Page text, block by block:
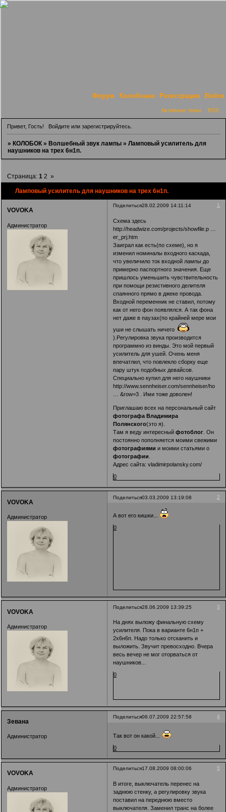
Форум Колобчане Регистрация Войти
Активные темы RSS
Привет, Гость! Войдитеили зарегистрируйтесь.
»КОЛОБОК »Волшебный звук лампы »Ламповый усилитель для
наушников на трех 6н1п.
Ламповый усилитель для наушников на трех 6н1п.
Страница:1 2 »
Поделиться 1
28.02.2009 14:11:14
VOVOKA
Администратор
Схема здесь
http://headwize.com/projects/showfile.p …
er_prj.htm
Заиграл как есть(по схеме), но я
изменил номиналы входного каскада,
что увеличило ток входной лампы до
примерно паспортного значения. Еще
пришлось уменьшить чувствительность
при помощи резистивного делителя
спаянного прямо в джеке провода.
Входной переменник не ставил, потому
как от него фон появлялся. А так фона
нет даже в паузах(по крайней мере мои
уши не слышать ничего
).Регулировка звука производится
программно из винды. Это мой первый
усилитель для ушей. Очень меня
впечатлил, что повлекло сборку еще
пару штук подобных девайсов.
Специально купил для него наушники
http://www.sennheiser.com/sennheiser/ho
… &row=3 . Ими тоже доволен!
Приглашаю всех на персональный сайт
фотографа Владимира
Полянского(это я).
Там я веду интересныйфотоблог . Он
постоянно пополняется моими свежими
фотографиямии моими статьями о
фотографии
Адрес сайта:vladimirpolansky.com/
0
Поделиться 2
03.03.2009 13:19:08
VOVOKA
Администратор
А вот его кишки...
0
Поделиться 3
28.06.2009 13:39:25
VOVOKA
Администратор
На днях выложу финальную схему
усилителя. Пока в варианте 6н1п +
2х6н6п. Надо только отсканить и
выложить. Звучит превосходно. Вчера
весь вечер не мог оторваться от
наушников...
0
Поделиться 4
06.07.2009 22:57:58
Зевана
Администратор
Так вот он какой...
0
Поделиться 5
17.08.2009 08:00:06
VOVOKA
Администратор
В итоге, выключатель перенес на
заднюю стенку, а регулировку звука
поставил на переднюю вместо
выключателя. Заменил транс на более